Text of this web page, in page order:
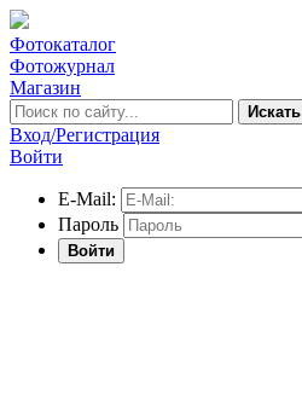
Фотокаталог
Фотожурнал
Магазин
Искать
Вход/Регистрация
Войти
E-Mail:
Пароль
Войти